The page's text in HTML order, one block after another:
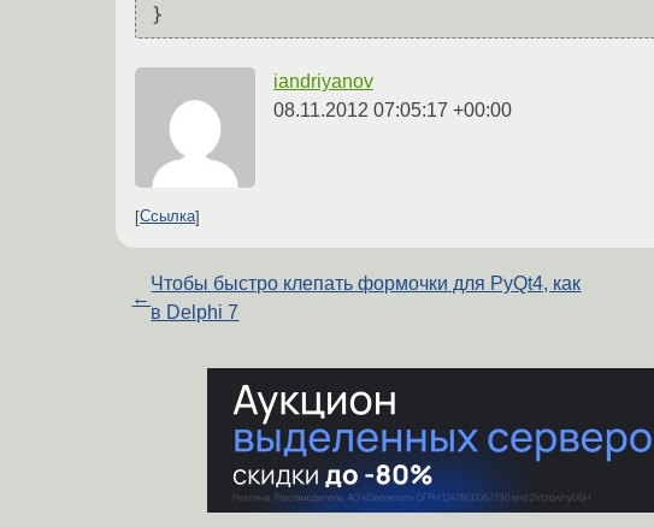
iandriyanov
08.11.2012 07:05:17 +00:00
Ссылка
←
Чтобы быстро клепать формочки для PyQt4, как
в Delphi 7